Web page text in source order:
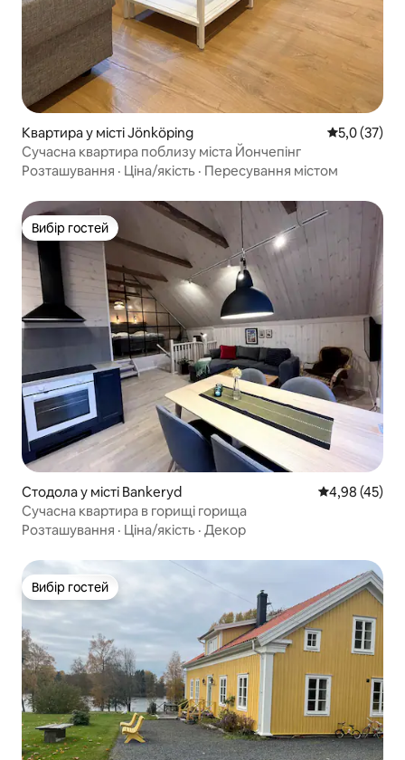
Квартира у місті Jönköping Середня
5,0 (37)
Сучасна квартира поблизу міста Йончепінг
Розташування · Ціна/якість · Пересування містом
Вибір гостей
Вибір гостей
Стодола у місті Bankeryd Середня
4,98 (45)
Сучасна квартира в горищі горища
Розташування · Ціна/якість · Декор
Вибір гостей
Вибір гостей